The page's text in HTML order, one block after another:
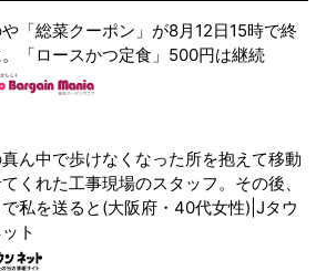
「総菜クーポン」が8月12日15時で終
「ロースかつ定食」500円は継続
ん中で歩けなくなった所を抱えて移動
くれた工事現場のスタッフ。その後、
私を送ると(大阪府・40代女性)|Jタウ
ト